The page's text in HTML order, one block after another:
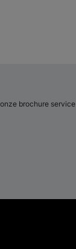
brochure service